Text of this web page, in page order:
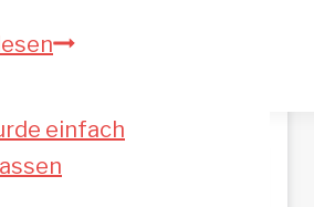
p
a
t
N
A